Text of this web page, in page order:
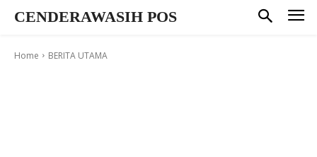
CENDERAWASIH POS
Home BERITA UTAMA